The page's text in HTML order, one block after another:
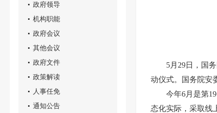
政府领导
机构职能
政府会议
其他会议
政府文件
政策解读
人事任免
通知公告
5月29日，国
动仪式。国务院安
今年6月是第
态化实际，采取线